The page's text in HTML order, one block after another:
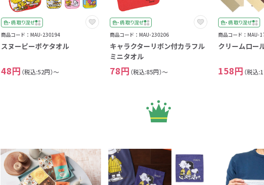
色・柄 取り混ぜ
商品コード：MAU-230194
スヌーピーポケタオル
48円 （税込:52円）～
色・柄 取り混ぜ
商品コード：MAU-230206
キャラクターリボン付カラフル
ミニタオル
78円 （税込:85円）～
色・柄 取り混ぜ
商品コード：MAU-
クリームロー
158円 （税込